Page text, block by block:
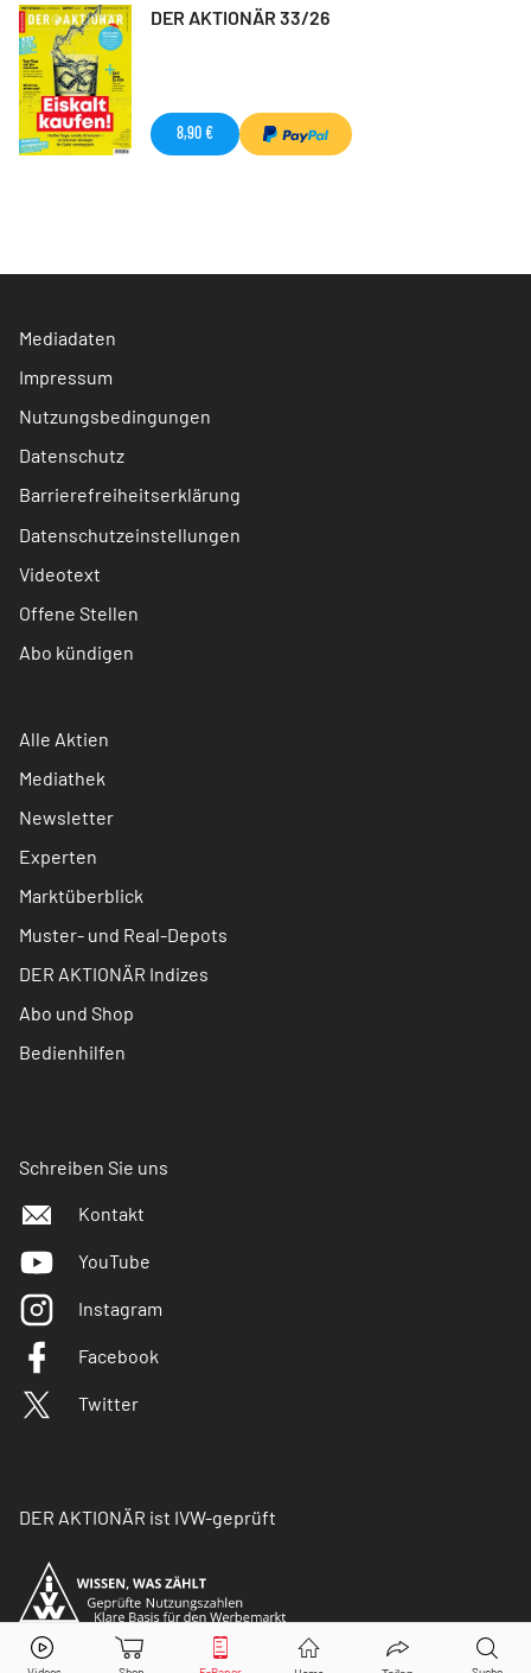
DER AKTIONÄR 33/26
8,90 €
Mediadaten
Impressum
Nutzungsbedingungen
Datenschutz
Barrierefreiheitserklärung
Datenschutzeinstellungen
Videotext
Offene Stellen
Abo kündigen
Alle Aktien
Mediathek
Newsletter
Experten
Marktüberblick
Muster- und Real-Depots
DER AKTIONÄR Indizes
Abo und Shop
Bedienhilfen
Schreiben Sie uns
Kontakt
YouTube
Instagram
Facebook
Twitter
DER AKTIONÄR ist IVW-geprüft